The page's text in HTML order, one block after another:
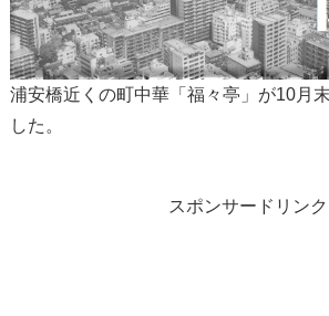
浦安橋近くの町中華「福々亭」が10月
した。
スポンサードリンク